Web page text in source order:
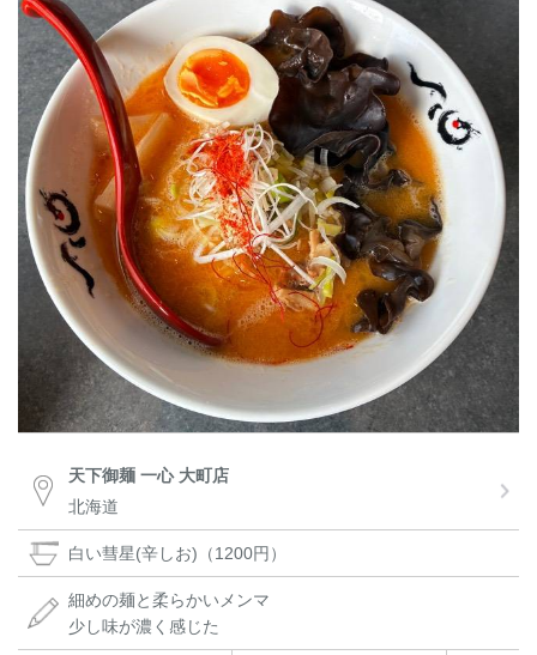
天下御麺 一心 大町店
北海道
白い彗星(辛しお)（1200円）
細めの麺と柔らかいメンマ
少し味が濃く感じた